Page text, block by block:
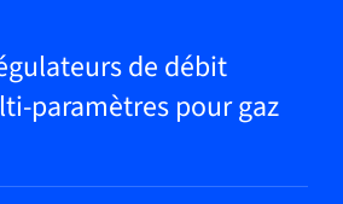
de débit
paramètres pour gaz